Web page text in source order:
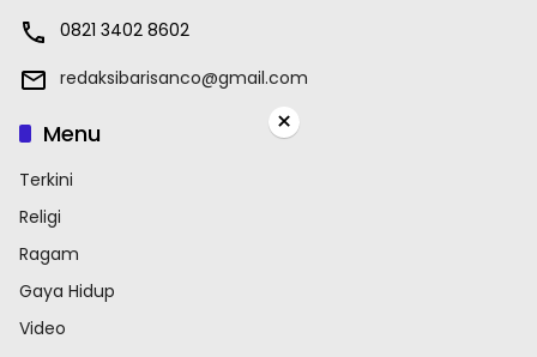
0821 3402 8602
redaksibarisanco@gmail.com
Menu
Terkini
Religi
Ragam
Gaya Hidup
Video
×